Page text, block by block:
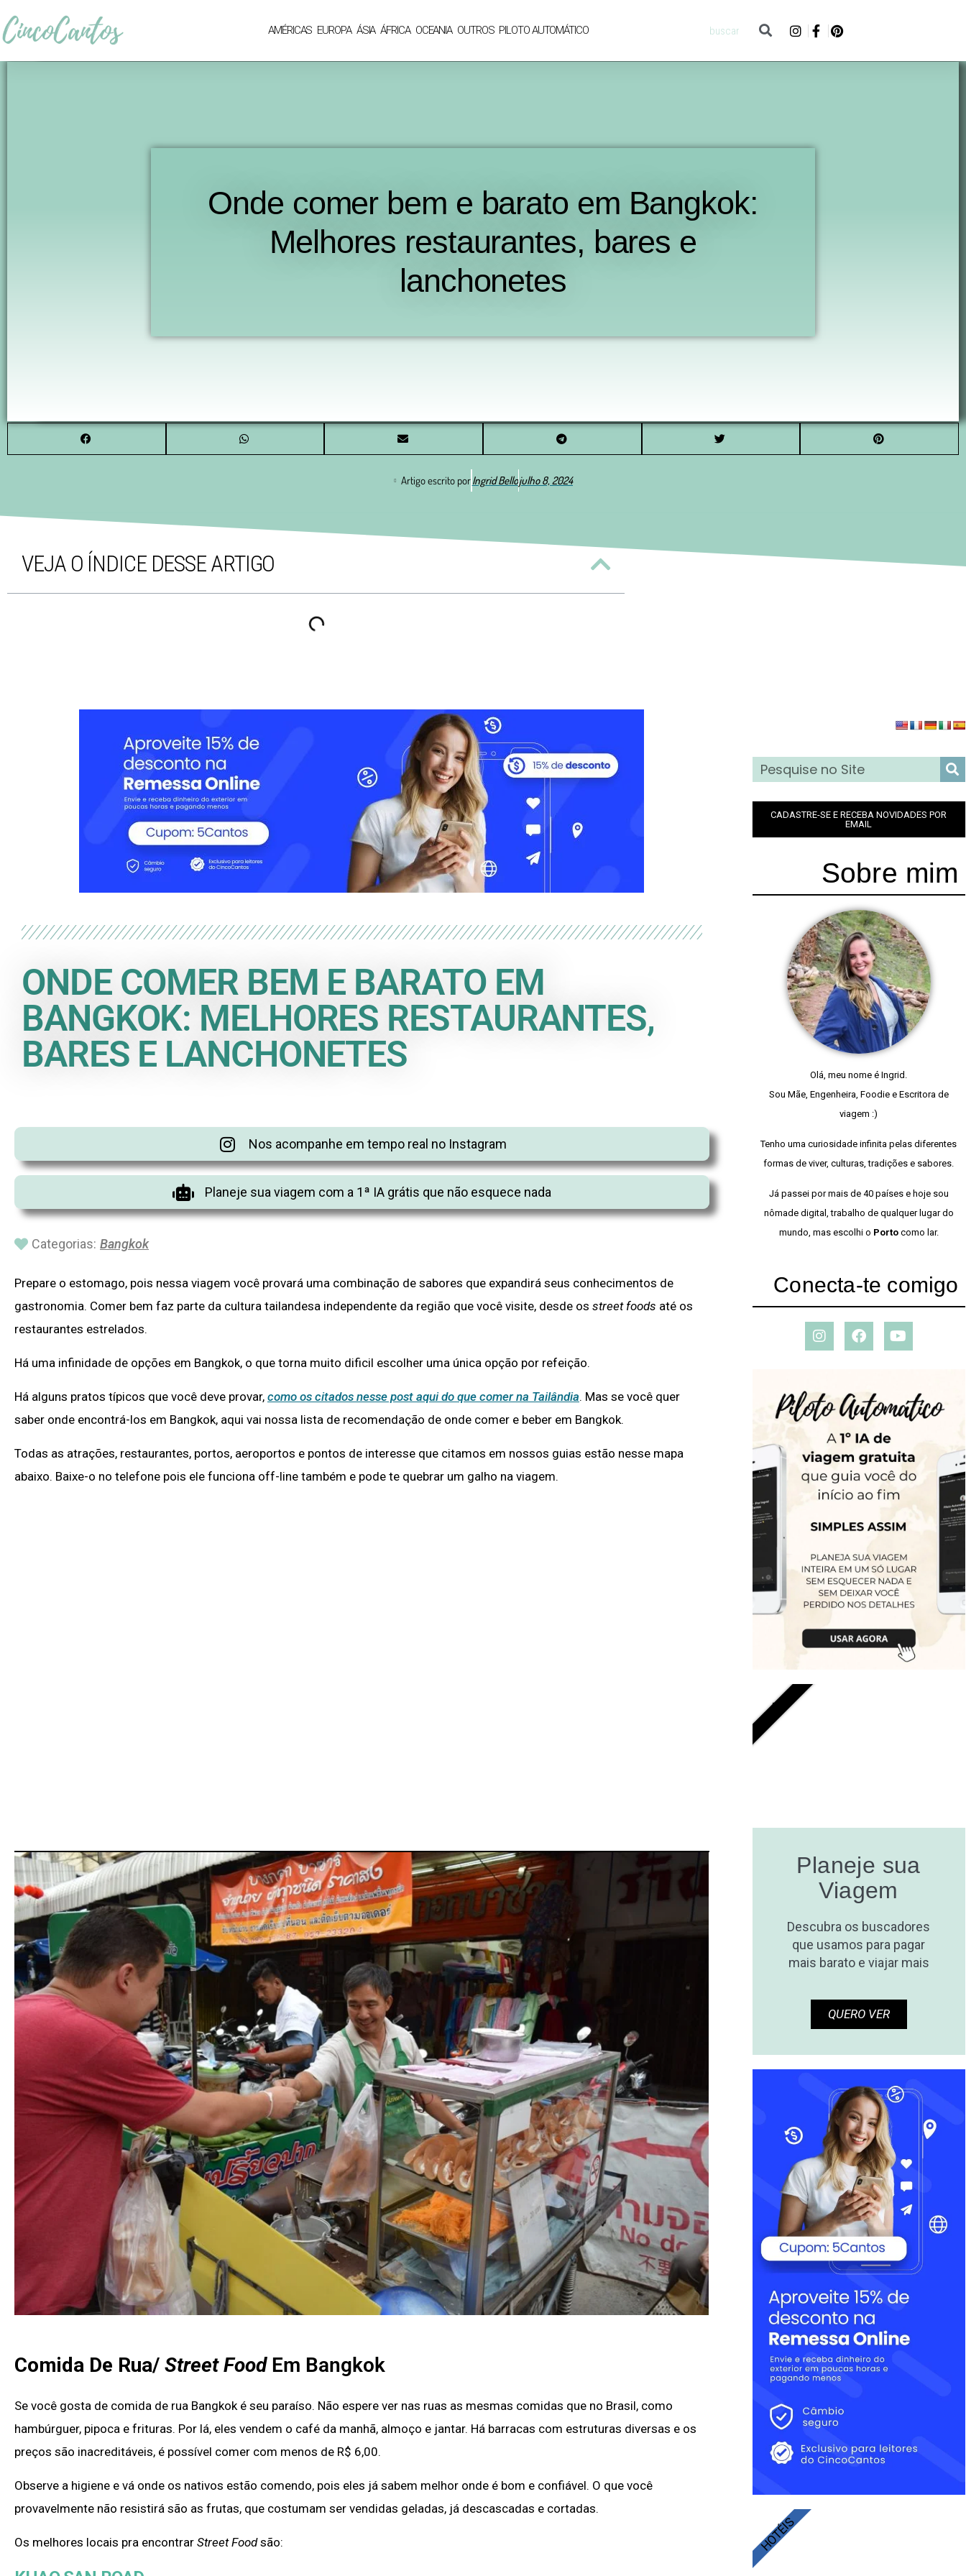
AMÉRICAS EUROPA ÁSIA ÁFRICA OCEANIA OUTROS PILOTO AUTOMÁTICO
Onde comer bem e barato em Bangkok:
Melhores restaurantes, bares e
lanchonetes
Artigo escrito porIngrid Bellojulho 8, 2024
VEJA O ÍNDICE DESSE ARTIGO
ONDE COMER BEM E BARATO EM
BANGKOK: MELHORES RESTAURANTES,
BARES E LANCHONETES
Nos acompanhe em tempo real no Instagram
Planeje sua viagem com a 1ª IA grátis que não esquece nada
Categorias: Bangkok
Prepare o estomago, pois nessa viagem você provará uma combinação de sabores que expandirá seus conhecimentos de
gastronomia. Comer bem faz parte da cultura tailandesa independente da região que você visite, desde os street foods até os
restaurantes estrelados.
Há uma infinidade de opções em Bangkok, o que torna muito dificil escolher uma única opção por refeição.
Há alguns pratos típicos que você deve provar, como os citados nesse post aqui do que comer na Tailândia. Mas se você quer
saber onde encontrá-los em Bangkok, aqui vai nossa lista de recomendação de onde comer e beber em Bangkok.
Todas as atrações, restaurantes, portos, aeroportos e pontos de interesse que citamos em nossos guias estão nesse mapa
abaixo. Baixe-o no telefone pois ele funciona off-line também e pode te quebrar um galho na viagem.
Comida De Rua/ Street FoodEm Bangkok
Se você gosta de comida de rua Bangkok é seu paraíso. Não espere ver nas ruas as mesmas comidas que no Brasil, como
hambúrguer, pipoca e frituras. Por lá, eles vendem o café da manhã, almoço e jantar. Há barracas com estruturas diversas e os
preços são inacreditáveis, é possível comer com menos de R$ 6,00.
Observe a higiene e vá onde os nativos estão comendo, pois eles já sabem melhor onde é bom e confiável. O que você
provavelmente não resistirá são as frutas, que costumam ser vendidas geladas, já descascadas e cortadas.
Os melhores locais pra encontrar Street Foodsão:
CADASTRE-SE E RECEBA NOVIDADES POR
EMAIL
Sobre mim
Olá, meu nome é Ingrid.
Sou Mãe, Engenheira, Foodie e Escritora de
viagem :)
Tenho uma curiosidade infinita pelas diferentes
formas de viver, culturas, tradições e sabores.
Já passei por mais de 40 países e hoje sou
nômade digital, trabalho de qualquer lugar do
mundo, mas escolhi o Portocomo lar.
Conecta-te comigo
Planeje sua
Viagem
Descubra os buscadores
que usamos para pagar
mais barato e viajar mais
QUERO VER
GRÁTIS
HOTÉIS